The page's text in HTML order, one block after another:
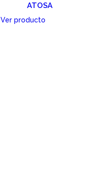
ATOSA
Ver producto